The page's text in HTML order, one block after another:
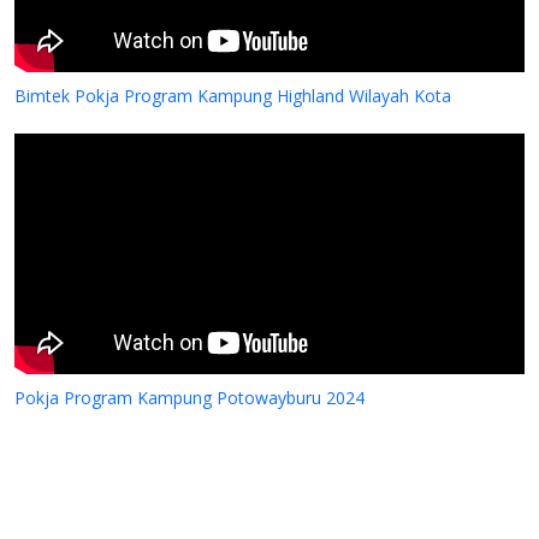
Bimtek Pokja Program Kampung Highland Wilayah Kota
Pokja Program Kampung Potowayburu 2024